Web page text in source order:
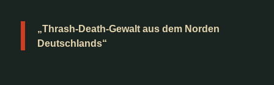
„Thrash-Death-Gewalt aus dem Norden
Deutschlands“